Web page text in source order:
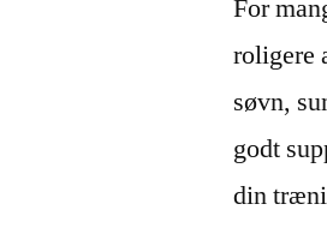
For
roligere
søvn,
godt
din